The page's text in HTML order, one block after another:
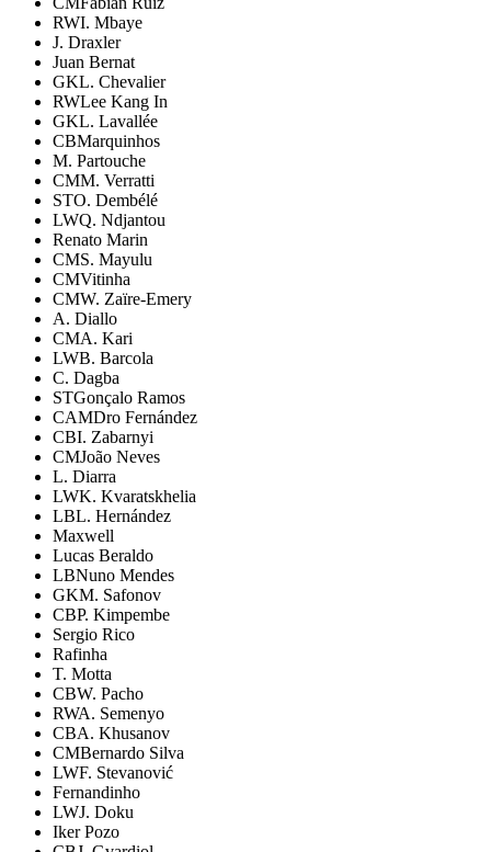
RWI. Mbaye
J. Draxler
Juan Bernat
GKL. Chevalier
RWLee Kang In
GKL. Lavallée
CBMarquinhos
M. Partouche
CMM. Verratti
STO. Dembélé
LWQ. Ndjantou
Renato Marin
CMS. Mayulu
CMVitinha
CMW. Zaïre-Emery
A. Diallo
CMA. Kari
LWB. Barcola
C. Dagba
STGonçalo Ramos
CAMDro Fernández
CBI. Zabarnyi
CMJoão Neves
L. Diarra
LWK. Kvaratskhelia
LBL. Hernández
Maxwell
Lucas Beraldo
LBNuno Mendes
GKM. Safonov
CBP. Kimpembe
Sergio Rico
Rafinha
T. Motta
CBW. Pacho
RWA. Semenyo
CBA. Khusanov
CMBernardo Silva
LWF. Stevanović
Fernandinho
LWJ. Doku
Iker Pozo